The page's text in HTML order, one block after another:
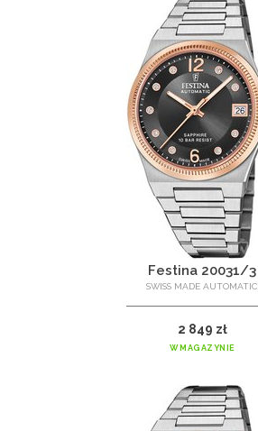
Festina 20031/3
SWISS MADE AUTOMATIC
2 849 zł
W MAGAZYNIE